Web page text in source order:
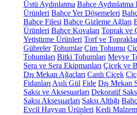
Üstü Aydınlatma Bahçe Aydınlatma
Ürünleri Bahçe Yer Döşemeleri
Bahçe Filesi Bahçe Gizleme Ağları
Ürünleri Bahçe Kovaları Toprak ve
Yetiştirme Ürünleri Torf ve
Gübreler Tohumlar Çim Tohumu
Tohumları Bitki Tohumları Meyve
Sera ve Sera Ekipmanları Çiçek ve
Dış Mekan Ağaçları Canlı Çiçek
Fidanları Aşılı Gül Fide Dış Mekan
Saksı ve Aksesuarları Dekoratif
Saksı Aksesuarları Saksı Altlığı
Evcil Hayvan Ürünleri Kedi